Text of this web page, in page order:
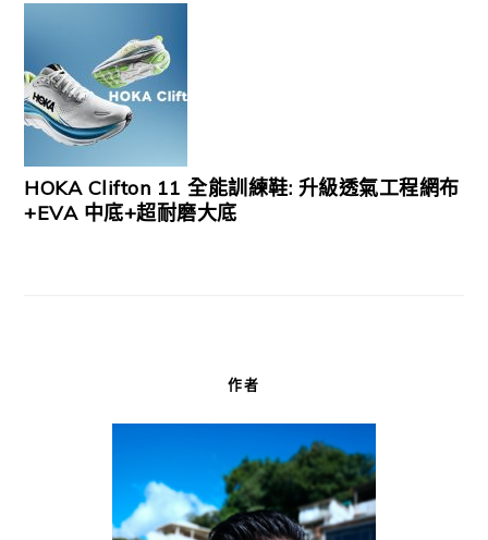
HOKA Clifton 11 全能訓練鞋: 升級透氣工程網布
+EVA 中底+超耐磨大底
作者